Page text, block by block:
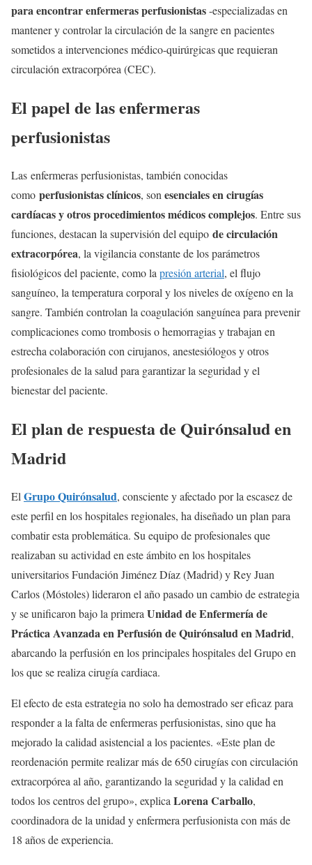
para encontrar enfermeras perfusionistas-especializadas en
mantener y controlar la circulación de la sangre en pacientes
sometidos a intervenciones médico-quirúrgicas que requieran
circulación extracorpórea (CEC).
El papel de las enfermeras
perfusionistas
Las enfermeras perfusionistas, también conocidas
como perfusionistas clínicos, son esenciales en cirugías
cardíacas y otros procedimientos médicos complejos. Entre sus
funciones, destacan la supervisión del equipo de circulación
extracorpórea, la vigilancia constante de los parámetros
fisiológicos del paciente, como la presión arterial, el flujo
sanguíneo, la temperatura corporal y los niveles de oxígeno en la
sangre. También controlan la coagulación sanguínea para prevenir
complicaciones como trombosis o hemorragias y trabajan en
estrecha colaboración con cirujanos, anestesiólogos y otros
profesionales de la salud para garantizar la seguridad y el
bienestar del paciente.
El plan de respuesta de Quirónsalud en
Madrid
El Grupo Quirónsalud, consciente y afectado por la escasez de
este perfil en los hospitales regionales, ha diseñado un plan para
combatir esta problemática. Su equipo de profesionales que
realizaban su actividad en este ámbito en los hospitales
universitarios Fundación Jiménez Díaz (Madrid) y Rey Juan
Carlos (Móstoles) lideraron el año pasado un cambio de estrategia
y se unificaron bajo la primera Unidad de Enfermería de
Práctica Avanzada en Perfusión de Quirónsalud en Madrid,
abarcando la perfusión en los principales hospitales del Grupo en
los que se realiza cirugía cardiaca.
El efecto de esta estrategia no solo ha demostrado ser eficaz para
responder a la falta de enfermeras perfusionistas, sino que ha
mejorado la calidad asistencial a los pacientes. «Este plan de
reordenación permite realizar más de 650 cirugías con circulación
extracorpórea al año, garantizando la seguridad y la calidad en
todos los centros del grupo», explica Lorena Carballo,
coordinadora de la unidad y enfermera perfusionista con más de
18 años de experiencia.